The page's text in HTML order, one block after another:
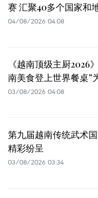
赛 汇聚40多个国家和
04/08/2026 04:08
《越南顶级主厨2026
南美食登上世界餐桌”
03/08/2026 04:08
第九届越南传统武术
精彩纷呈
03/08/2026 03:34